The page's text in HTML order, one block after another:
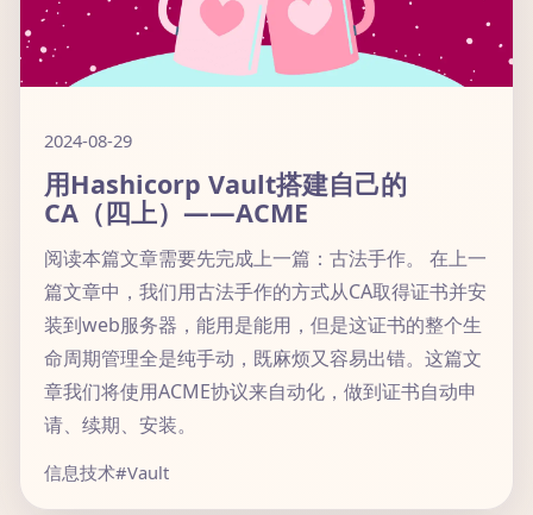
2024-08-29
用Hashicorp Vault搭建自己的
CA（四上）——ACME
阅读本篇文章需要先完成上一篇：古法手作。 在上一
篇文章中，我们用古法手作的方式从CA取得证书并安
装到web服务器，能用是能用，但是这证书的整个生
命周期管理全是纯手动，既麻烦又容易出错。这篇文
章我们将使用ACME协议来自动化，做到证书自动申
请、续期、安装。
信息技术#Vault